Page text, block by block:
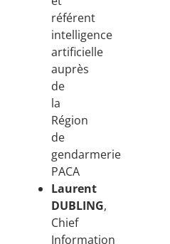
référent
intelligence
artificielle
auprès
de
la
Région
de
gendarmerie
PACA
Laurent
DUBLING,
Chief
Information